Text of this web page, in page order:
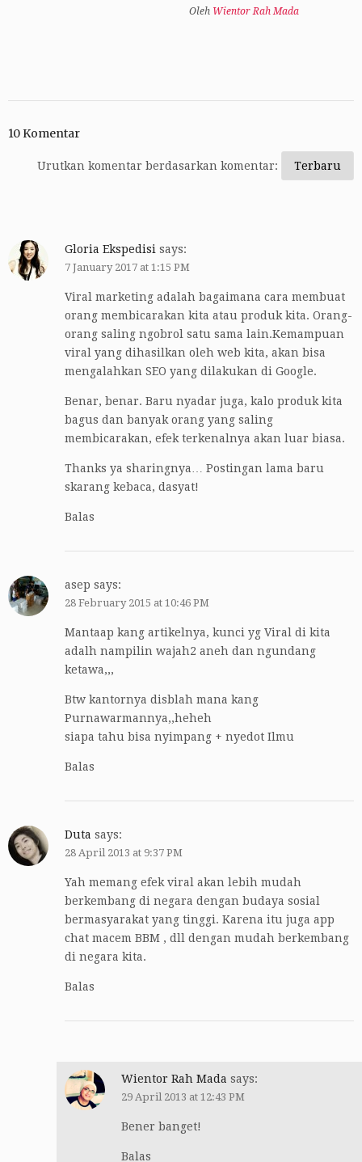
Oleh Wientor Rah Mada
10 Komentar
Urutkan komentar berdasarkan komentar:
Gloria Ekspedisi says:
7 January 2017 at 1:15 PM
Viral marketing adalah bagaimana cara membuat
orang membicarakan kita atau produk kita. Orang-
orang saling ngobrol satu sama lain.Kemampuan
viral yang dihasilkan oleh web kita, akan bisa
mengalahkan SEO yang dilakukan di Google.
Benar, benar. Baru nyadar juga, kalo produk kita
bagus dan banyak orang yang saling
membicarakan, efek terkenalnya akan luar biasa.
Thanks ya sharingnya… Postingan lama baru
skarang kebaca, dasyat!
Balas
asep says:
28 February 2015 at 10:46 PM
Mantaap kang artikelnya, kunci yg Viral di kita
adalh nampilin wajah2 aneh dan ngundang
ketawa,,,
Btw kantornya disblah mana kang
Purnawarmannya,,heheh
siapa tahu bisa nyimpang + nyedot Ilmu
Balas
Duta says:
28 April 2013 at 9:37 PM
Yah memang efek viral akan lebih mudah
berkembang di negara dengan budaya sosial
bermasyarakat yang tinggi. Karena itu juga app
chat macem BBM , dll dengan mudah berkembang
di negara kita.
Balas
Wientor Rah Mada says:
29 April 2013 at 12:43 PM
Bener banget!
Balas